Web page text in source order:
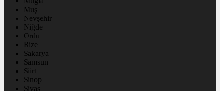
Muş
Nevşehir
Niğde
Ordu
Rize
Sakarya
Samsun
Siirt
Sinop
Sivas